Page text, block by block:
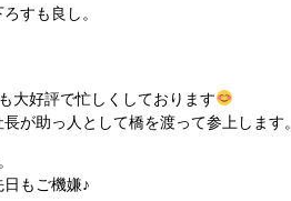
すも良し。
大好評で忙しくしております
が助っ人として橋を渡って参上します。
もご機嫌♪